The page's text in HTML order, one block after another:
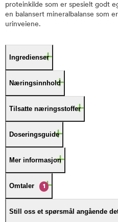
proteinkilde som er spesielt godt
en balansert mineralbalanse som
urinveiene.
Ingredienser
Næringsinnhold
Tilsatte næringsstoffer
Doseringsguide
Mer informasjon
Omtaler 1
Still oss et spørsmål angående